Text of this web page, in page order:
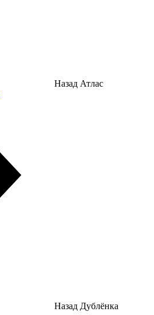
Назад Атлас
Назад Дублёнка